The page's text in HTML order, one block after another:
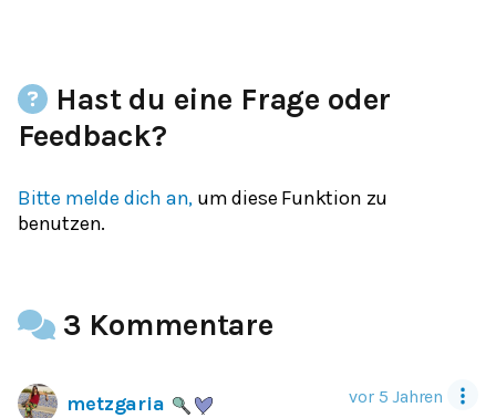
Hast du eine Frage oder
Feedback?
Bitte melde dich an, um diese Funktion zu
benutzen.
3 Kommentare
metzgaria vor 5 Jahren